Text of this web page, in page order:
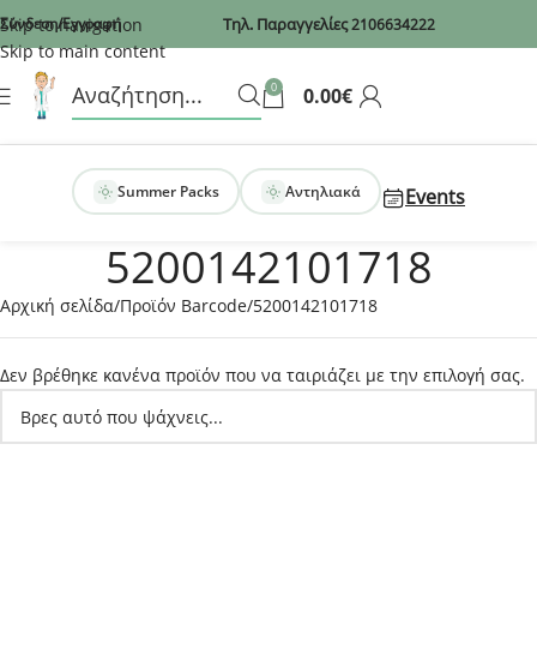
Recaptcha
Skip to navigation
Skip to main content
Σύνδεση/Εγγραφή Τηλ. Παραγγελίες2106634222
0 0.00€
Summer Packs Αντηλιακά Events
5200142101718
Αρχική σελίδα Προϊόν Barcode 5200142101718
Δεν βρέθηκε κανένα προϊόν που να ταιριάζει με την επιλογή σας.